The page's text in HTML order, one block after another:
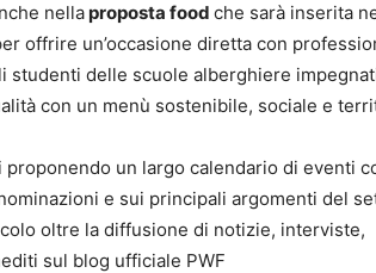
nellaproposta food che sarà inserita
offrire un’occasione diretta con
studenti delle scuole alberghiere
con un menù sostenibile, sociale e
un largo calendario di eventi
e sui principali argomenti del
oltre la diffusione di notizie, interviste,
sul blog ufficiale PWF